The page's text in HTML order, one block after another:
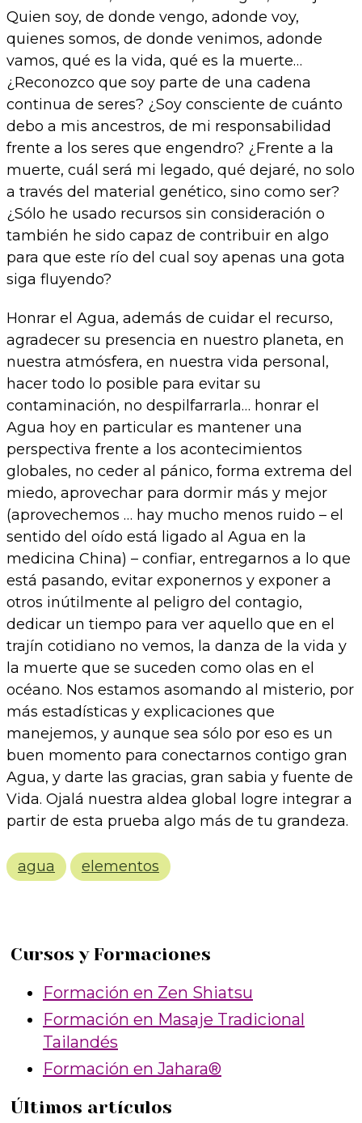
Quien soy, de donde vengo, adonde voy,
quienes somos, de donde venimos, adonde
vamos, qué es la vida, qué es la muerte…
¿Reconozco que soy parte de una cadena
continua de seres? ¿Soy consciente de cuánto
debo a mis ancestros, de mi responsabilidad
frente a los seres que engendro? ¿Frente a la
muerte, cuál será mi legado, qué dejaré, no solo
a través del material genético, sino como ser?
¿Sólo he usado recursos sin consideración o
también he sido capaz de contribuir en algo
para que este río del cual soy apenas una gota
siga fluyendo?
Honrar el Agua, además de cuidar el recurso,
agradecer su presencia en nuestro planeta, en
nuestra atmósfera, en nuestra vida personal,
hacer todo lo posible para evitar su
contaminación, no despilfarrarla… honrar el
Agua hoy en particular es mantener una
perspectiva frente a los acontecimientos
globales, no ceder al pánico, forma extrema del
miedo, aprovechar para dormir más y mejor
(aprovechemos … hay mucho menos ruido – el
sentido del oído está ligado al Agua en la
medicina China) – confiar, entregarnos a lo que
está pasando, evitar exponernos y exponer a
otros inútilmente al peligro del contagio,
dedicar un tiempo para ver aquello que en el
trajín cotidiano no vemos, la danza de la vida y
la muerte que se suceden como olas en el
océano. Nos estamos asomando al misterio, por
más estadísticas y explicaciones que
manejemos, y aunque sea sólo por eso es un
buen momento para conectarnos contigo gran
Agua, y darte las gracias, gran sabia y fuente de
Vida. Ojalá nuestra aldea global logre integrar a
partir de esta prueba algo más de tu grandeza.
agua elementos
Cursos y Formaciones
Formación en Zen Shiatsu
Formación en Masaje Tradicional
Tailandés
Formación en Jahara®
Últimos artículos